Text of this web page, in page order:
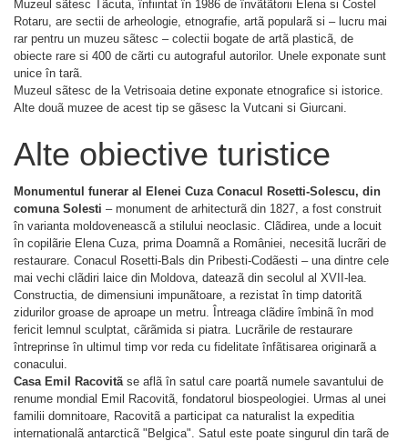
Muzeul sãtesc Tãcuta, înfiintat în 1986 de învãtãtorii Elena si Costel
Rotaru, are sectii de arheologie, etnografie, artã popularã si – lucru mai
rar pentru un muzeu sãtesc – colectii bogate de artã plasticã, de
obiecte rare si 400 de cãrti cu autograful autorilor. Unele exponate sunt
unice în tarã.
Muzeul sãtesc de la Vetrisoaia detine exponate etnografice si istorice.
Alte douã muzee de acest tip se gãsesc la Vutcani si Giurcani.
Alte obiective turistice
Monumentul funerar al Elenei Cuza Conacul Rosetti-Solescu, din
comuna Solesti – monument de arhitecturã din 1827, a fost construit
în varianta moldoveneascã a stilului neoclasic. Clãdirea, unde a locuit
în copilãrie Elena Cuza, prima Doamnã a României, necesitã lucrãri de
restaurare. Conacul Rosetti-Bals din Pribesti-Codãesti – una dintre cele
mai vechi clãdiri laice din Moldova, dateazã din secolul al XVII-lea.
Constructia, de dimensiuni impunãtoare, a rezistat în timp datoritã
zidurilor groase de aproape un metru. Întreaga clãdire îmbinã în mod
fericit lemnul sculptat, cãrãmida si piatra. Lucrãrile de restaurare
întreprinse în ultimul timp vor reda cu fidelitate înfãtisarea originarã a
conacului.
Casa Emil Racovitãse aflã în satul care poartã numele savantului de
renume mondial Emil Racovitã, fondatorul biospeologiei. Urmas al unei
familii domnitoare, Racovitã a participat ca naturalist la expeditia
internationalã antarcticã "Belgica". Satul este poate singurul din tarã de